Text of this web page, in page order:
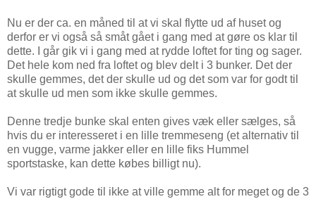
Nu er der ca. en måned til at vi skal flytte ud af huset og
derfor er vi også så småt gået i gang med at gøre os klar til
dette. I går gik vi i gang med at rydde loftet for ting og sager.
Det hele kom ned fra loftet og blev delt i 3 bunker. Det der
skulle gemmes, det der skulle ud og det som var for godt til
at skulle ud men som ikke skulle gemmes.
Denne tredje bunke skal enten gives væk eller sælges, så
hvis du er interesseret i en lille tremmeseng (et alternativ til
en vugge, varme jakker eller en lille fiks Hummel
sportstaske, kan dette købes billigt nu).
Vi var rigtigt gode til ikke at ville gemme alt for meget og de 3